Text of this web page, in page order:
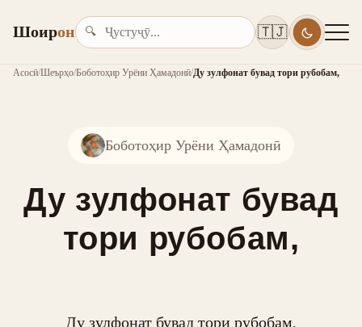
Шоирон 🔍 🇹🇯
Асосӣ/Шеърҳо/Боботоҳир Урёни Ҳамадонӣ/Ду зулфонат бувад тори рубобам,
Боботоҳир Урёни Ҳамадонӣ
Ду зулфонат бувад
тори рубобам,
Ду зулфонат бувад тори рубобам,